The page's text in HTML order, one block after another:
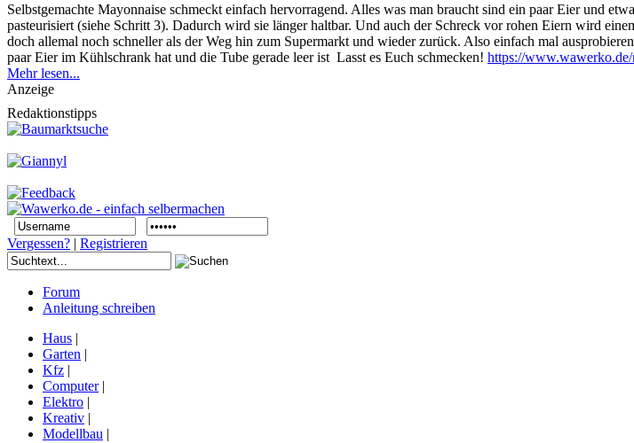
Selbstgemachte Mayonnaise schmeckt einfach hervorragend. Alles was man braucht sind ein paar Eier und
pasteurisiert (siehe Schritt 3). Dadurch wird sie länger haltbar. Und auch der Schreck vor rohen Eiern wird
doch allemal noch schneller als der Weg hin zum Supermarkt und wieder zurück. Also einfach mal
paar Eier im Kühlschrank hat und die Tube gerade leer ist Lasst es Euch schmecken! https://www.wawerko.de/
Mehr lesen...
Anzeige
Redaktionstipps
Vergessen? | Registrieren
Forum
Anleitung schreiben
Haus |
Garten |
Kfz |
Computer|
Elektro |
Kreativ |
Modellbau |